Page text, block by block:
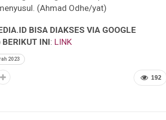
(Ahmad Odhe/yat)
BISA DIAKSES VIA GOOGLE
BERIKUT INI: LINK
2023
192